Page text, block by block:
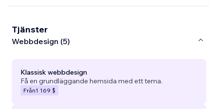
Tjänster
Webbdesign (5)
Klassisk webbdesign
Få en grundläggande hemsida med ett tema.
Från1 169 $